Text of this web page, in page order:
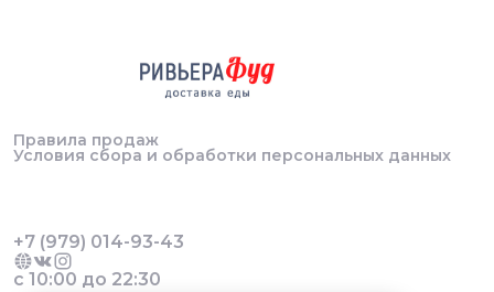
Правила продаж
Условия сбора и обработки персональных данных
+7 (979) 014-93-43
с 10:00 до 22:30